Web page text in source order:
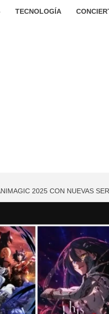
TECNOLOGÍA
2025 CON NUEVAS